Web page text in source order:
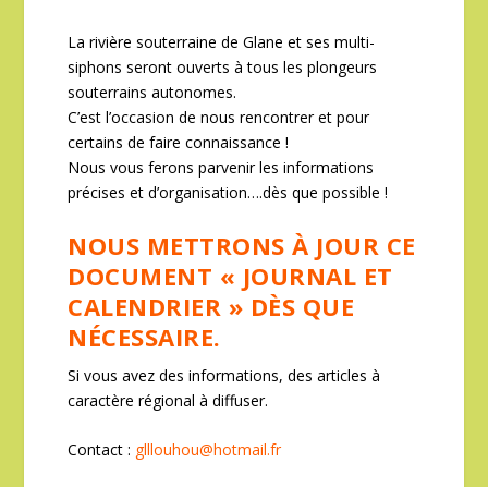
La rivière souterraine de Glane et ses multi-
siphons seront ouverts à tous les plongeurs
souterrains autonomes.
C’est l’occasion de nous rencontrer et pour
certains de faire connaissance !
Nous vous ferons parvenir les informations
précises et d’organisation….dès que possible !
NOUS METTRONS À JOUR CE
DOCUMENT « JOURNAL ET
CALENDRIER » DÈS QUE
NÉCESSAIRE.
Si vous avez des informations, des articles à
caractère régional à diffuser.
Contact : glllouhou@hotmail.fr